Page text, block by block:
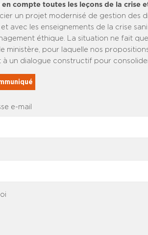
en compte toutes les leçons de la crise
un projet modernisé de gestion des
avec les enseignements de la crise
éthique. La situation ne fait
ministère, pour laquelle nos
un dialogue constructif pour
e-mail